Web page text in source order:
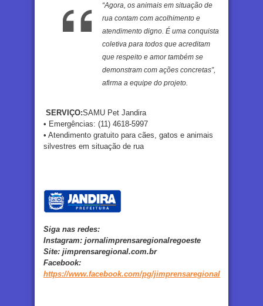
“Agora, os animais em situação de
rua contam com acolhimento e
atendimento digno. É uma conquista
coletiva para todos que acreditam
que respeito e amor também se
demonstram com ações concretas”,
afirma a equipe do projeto.
SERVIÇO:SAMU Pet Jandira
• Emergências: (11) 4618-5997
• Atendimento gratuito para cães, gatos e animais
silvestres em situação de rua
Siga nas redes:
Instagram: jornalimprensaregionalregoeste
Site: jimprensaregional.com.br
Facebook:
https://www.facebook.com/pg/jimprensaregional